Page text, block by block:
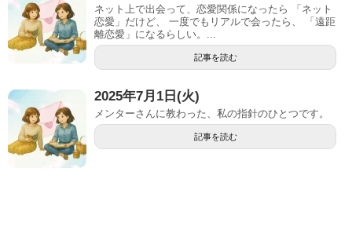
ネット上で出会って、恋愛関係になったら 「ネット
恋愛」だけど、 一度でもリアルで会ったら、 「遠距
離恋愛」になるらしい。...
記事を読む
2025年7月1日(火)
メンターさんに教わった、私の指針のひとつです。
記事を読む